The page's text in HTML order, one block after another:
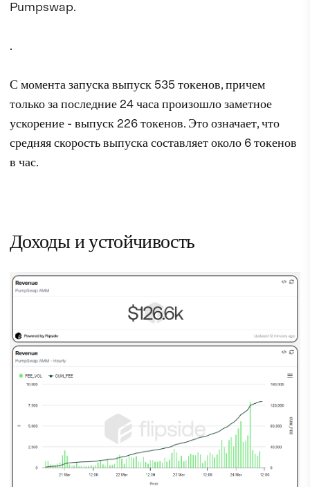
Pumpswap.
.
С момента запуска выпуск 535 токенов, причем
только за последние 24 часа произошло заметное
ускорение - выпуск 226 токенов. Это означает, что
средняя скорость выпуска составляет около 6 токенов
в час.
Доходы и устойчивость